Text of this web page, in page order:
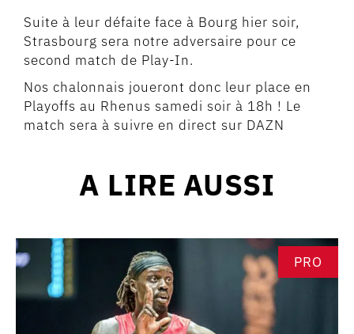
Suite à leur défaite face à Bourg hier soir,
Strasbourg sera notre adversaire pour ce
second match de Play-In.
Nos chalonnais joueront donc leur place en
Playoffs au Rhenus samedi soir à 18h ! Le
match sera à suivre en direct sur DAZN
A LIRE AUSSI
PRO